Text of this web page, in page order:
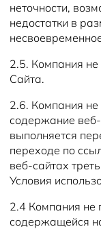
неточности,
недостатки в
2.5. Компания не
Сайта.
2.6. Компания не
содержание
выполняется
переходе по
веб-сайтах
Условия
2.4 Компания не
содержащейся